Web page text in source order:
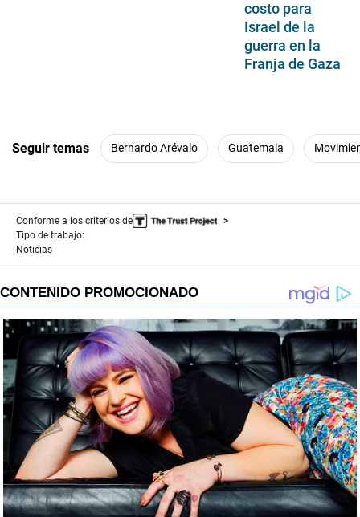
costo para
Israel de la
guerra en la
Franja de Gaza
Seguir temas Bernardo Arévalo Guatemala
Conforme a los criterios de
Tipo de trabajo:
Noticias